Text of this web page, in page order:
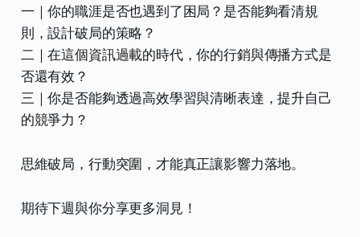
做》的核心概念：今天的時程已經安
排好了，所以重要的事明天再說；後
者則是《把時間買回來》這本書中的
基本原則。 重要事，明天做：凝聚時
間、能量與創意的人生管理原則書
名：重要事，明天做：凝聚時間、能
量與創意的人生管理原則，原文名
稱：
一｜你的職涯是否也遇到了困局？是否能夠看清規
則，設計破局的策略？
二｜在這個資訊過載的時代，你的行銷與傳播方式是
否還有效？
三｜你是否能夠透過高效學習與清晰表達，提升自己
的競爭力？
思維破局，行動突圍，才能真正讓影響力落地。
期待下週與你分享更多洞見！